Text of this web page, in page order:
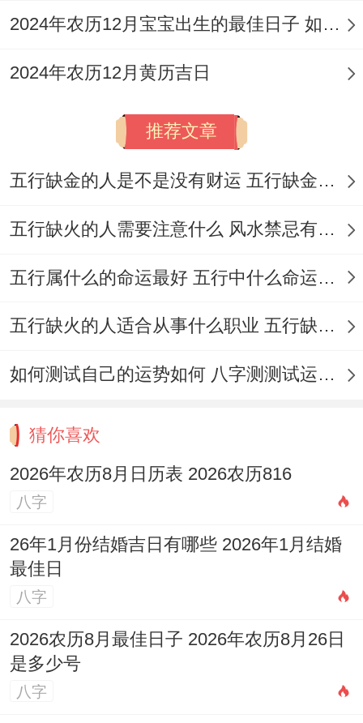
拆开看
：此日值神为司命（黄道吉日），吉
日且宜“出行”- 能量积极。冲龙煞北，属龙者
日期:8月18日（星期二，农历七月初六）
宜：嫁娶、祭祀、祈福、求嗣、出火、出
香、交易、立券、入宅、移徙、安床、动
土、破土、谢土、安葬、入殓、除服、成服
忌 ：斋醮、开市、开仓、作灶、造船
13:00）
适合人群:此日适宜多种出行，最适合带有喜
分析:此日值神为青龙（黄道吉日） 大吉之
马者需特别注意规避。
日期：8月21日（星期五、农历七月初九）
宜:嫁娶、开光、祭祀、祈福、求嗣、安香、
出火、解除、伐木、入宅、移徙、安床、开
市、交易、立券、栽种、出行、安葬
2024年农历12月宝宝出生的最佳日子 如何挑选适合的吉日
2024年农历12月黄历吉日
推荐文章
五行缺金的人是不是没有财运 五行缺金的人命运好不好
五行缺火的人需要注意什么 风水禁忌有哪些
五行属什么的命运最好 五行中什么命运势旺盛
五行缺火的人适合从事什么职业 五行缺火的人适合从事的职业有哪些
如何测试自己的运势如何 八字测测试运运程
猜你喜欢
2026年农历8月日历表 2026农历816
八字
26年1月份结婚吉日有哪些 2026年1月结婚
最佳日
八字
2026农历8月最佳日子 2026年农历8月26日
是多少号
八字